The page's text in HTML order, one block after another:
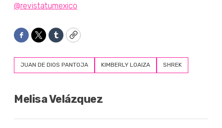
@revistatumexico
Facebook
TwitterTumblrCopy
JUAN DE DIOS PANTOJA KIMBERLY LOAIZA SHREK
Melisa Velázquez